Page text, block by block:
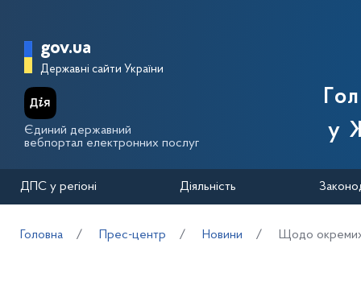
Головна сторінка Державної
gov.ua
Державні сайти України
Єдиний державний
вебпортал електронних послуг
у
ДПС у регіоні Діяльність
Головна Прес-центр Новини Щодо окремих